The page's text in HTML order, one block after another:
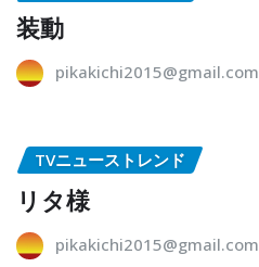
装動
pikakichi2015@gmail.com
TVニューストレンド
リタ様
pikakichi2015@gmail.com